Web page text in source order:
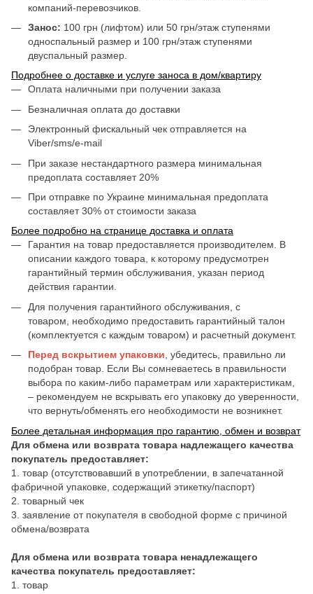
компаний-перевозчиков.
Занос: 100 грн (лифтом) или 50 грн/этаж ступенями
односпальный размер и 100 грн/этаж ступенями
двуспальный размер.
Подробнее о доставке и услуге заноса в дом/квартиру
Оплата наличными при получении заказа
Безналичная оплата до доставки
Электронный фискальный чек отправляется на
Viber/sms/e-mail
При заказе нестандартного размера минимальная
предоплата составляет 20%
При отправке по Украине минимальная предоплата
составляет 30% от стоимости заказа
Более подробно на странице доставка и оплата
Гарантия на товар предоставляется производителем. В
описании каждого товара, к которому предусмотрен
гарантийный термин обслуживания, указан период
действия гарантии.
Для получения гарантийного обслуживания, с
товаром, необходимо предоставить гарантийный талон
(комплектуется с каждым товаром) и расчетный документ.
Перед вскрытием упаковки , убедитесь, правильно ли
подобран товар. Если Вы сомневаетесь в правильности
выбора по каким-либо параметрам или характеристикам,
– рекомендуем не вскрывать его упаковку до уверенности,
что вернуть/обменять его необходимости не возникнет.
Более детальная информация про гарантию, обмен и возврат
Для обмена или возврата товара надлежащего качества
покупатель предоставляет:
1. товар (отсутствовавший в употреблении, в запечатанной
фабричной упаковке, содержащий этикетку/паспорт)
2. товарный чек
3. заявление от покупателя в свободной форме с причиной
обмена/возврата
Для обмена или возврата товара ненадлежащего
качества покупатель предоставляет:
1. товар